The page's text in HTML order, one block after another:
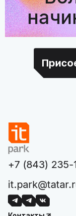
+7 (843) 235-